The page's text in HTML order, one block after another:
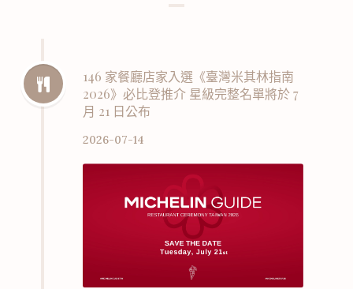
146 家餐廳店家入選《臺灣米其林指南
2026》必比登推介 星級完整名單將於 7
月 21 日公布
2026-07-14